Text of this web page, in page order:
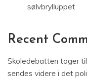
sølvbrylluppet
Recent
Skoledebatten tager
sendes videre i det